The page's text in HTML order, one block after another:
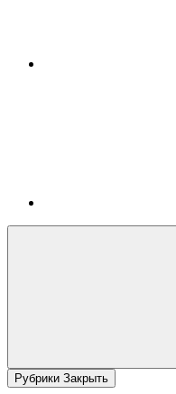
Рубрики Закрыть